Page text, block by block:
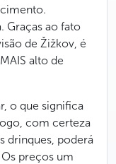
Graças ao fato
de Žižkov, é
alto de
o que significa
com certeza
drinques, poderá
preços um